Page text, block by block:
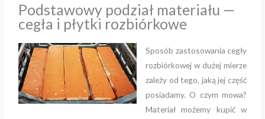
Podstawowy podział materiału —
cegła i płytki rozbiórkowe
Sposób zastosowania cegły
rozbiórkowej w dużej mierze
zależy od tego, jaką jej część
posiadamy. O czym mowa?
Materiał możemy kupić w